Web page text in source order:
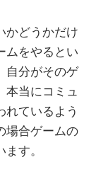
かどうかだけ
ムをやるとい
自分がそのゲ
当にコミュ
れているよう
場合ゲームの
す。